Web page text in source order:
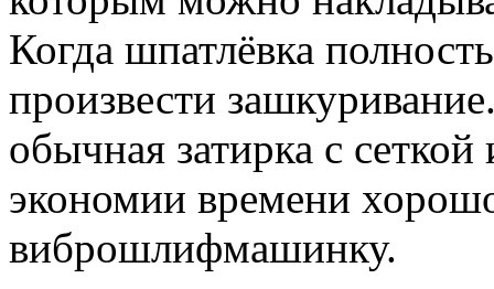
Когда шпатлёвка
произвести
обычная затирка с
экономии времени
виброшлифмашинку.